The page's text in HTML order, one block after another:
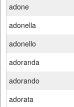
adone
adonella
adonello
adoranda
adorando
adorata